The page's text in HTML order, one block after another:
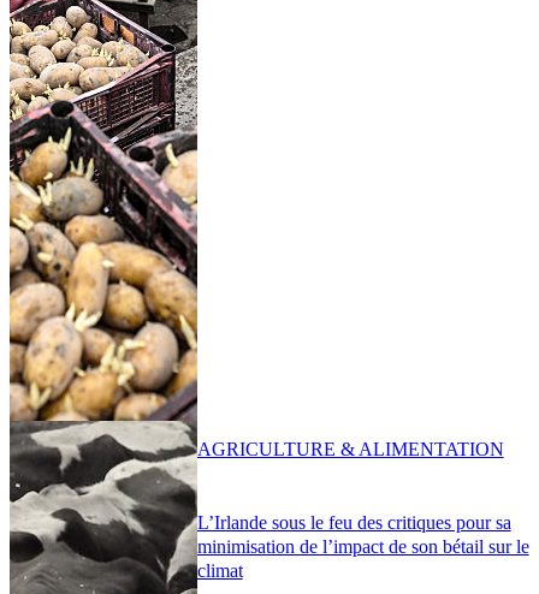
L’Irlande sous le feu des critiques pour sa
minimisation de l’impact de son bétail sur le
climat
AGRICULTURE & ALIMENTATION